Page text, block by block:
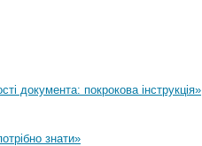
документа: покрокова інструкція»
знати»